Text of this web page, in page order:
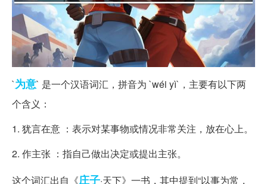
`为意` 是一个汉语词汇，拼音为 `wéi yì`，主要有以下两
个含义：
1. 犹言在意 ：表示对某事物或情况非常关注，放在心上。
2. 作主张 ：指自己做出决定或提出主张。
这个词汇出自《庄子·天下》一书，其中提到“以事为常，